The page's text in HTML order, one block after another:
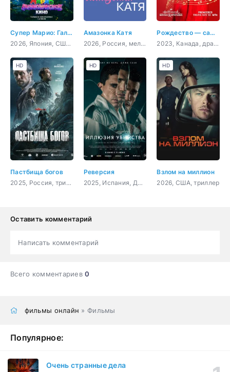
Супер Марио: Галактическое кино
2026, Япония, США, мультфильм, фэнтези, комедия, приключения, семейный
Амазонка Катя
2026, Россия, мелодрама
Рождество — самое время вернуться домой
2023, Канада, драма, мелодрама
Пастбища богов
2025, Россия, триллер
HD
Реверсия
2025, Испания, Доминикана, триллер, детектив
HD
Взлом на миллион
2026, США, триллер
HD
Оставить комментарий
Написать комментарий
Всего комментариев0
фильмы онлайн » Фильмы
Популярное:
Очень странные дела